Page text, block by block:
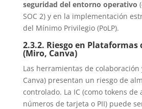
seguridad del entorno operativo
SOC 2) y en la implementación
del Mínimo Privilegio (PoLP).
2.3.2. Riesgo en Plataformas
(Miro, Canva)
Las herramientas de colaboración
Canva) presentan un riesgo de
controlado. La IC (como tokens de
números de tarjeta o PII) puede